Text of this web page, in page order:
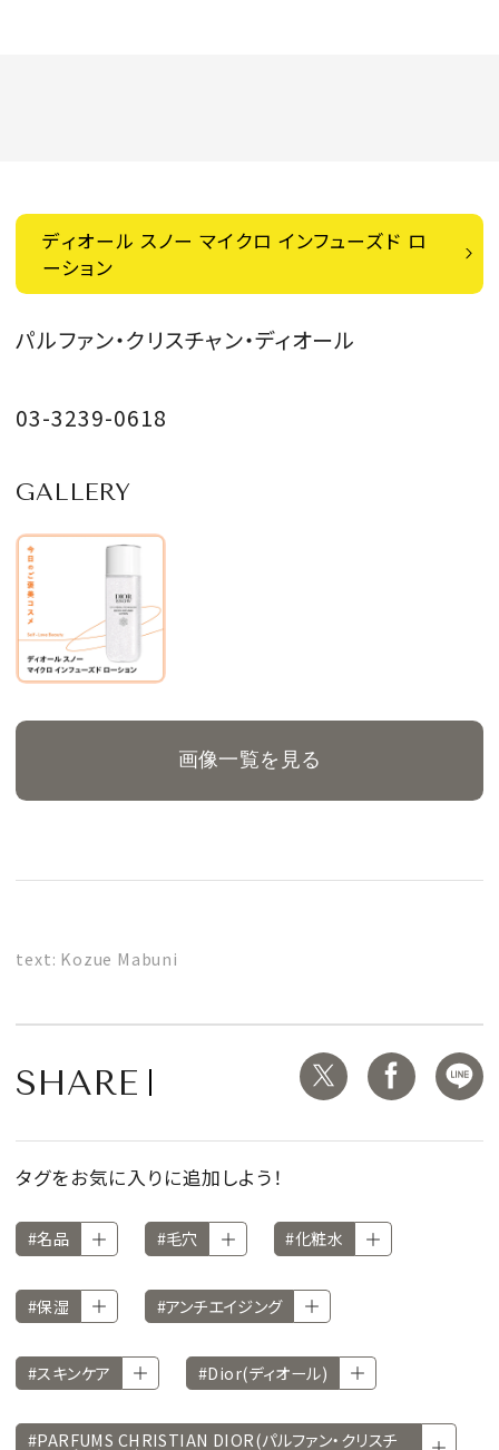
ディオール スノー マイクロ インフューズド ロ
ーション
パルファン・クリスチャン・ディオール
03-3239-0618
GALLERY
画像一覧を見る
text: Kozue Mabuni
SHARE
タグをお気に入りに追加しよう！
#名品 #毛穴 #化粧水
#保湿 #アンチエイジング
#スキンケア #Dior(ディオール)
#PARFUMS CHRISTIAN DIOR(パルファン・クリスチ